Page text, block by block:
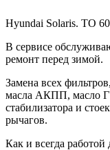
Hyundai Solaris. ТО
В сервисе
ремонт перед зимой.
Замена всех
масла АКПП, масло
стабилизатора и
рычагов.
Как и всегда